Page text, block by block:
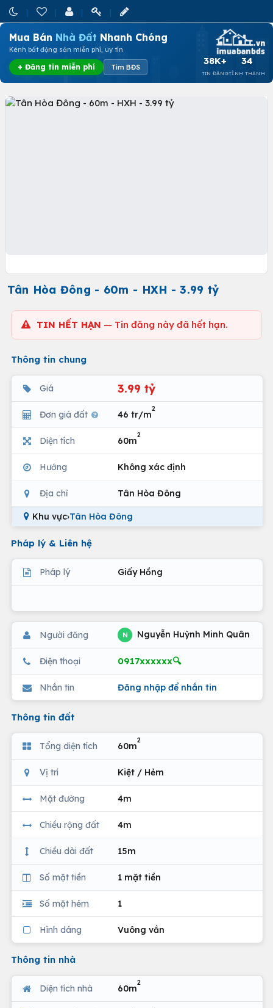
Mua Bán Nhà Đất Nhanh Chóng
Kênh bất động sản miễn phí, uy tín
+ Đăng tin miễn phí Tìm BĐS
38K+
TIN ĐĂNG
34
TỈNH THÀNH
Tân Hòa Đông - 60m - HXH - 3.99 tỷ
TIN HẾT HẠN — Tin đăng này đã hết hạn.
Thông tin chung
Giá 3.99 tỷ
Đơn giá đất 46 tr/m
2
Diện tích 60m
2
Hướng Không xác định
Địa chỉ Tân Hòa Đông
Khu vực›Tân Hòa Đông
Pháp lý & Liên hệ
Pháp lý Giấy Hồng
Người đăng N Nguyễn Huỳnh Minh Quân
Điện thoại 0917xxxxxx🔍
Nhắn tin Đăng nhập để nhắn tin
Thông tin đất
Tổng diện tích 60m
2
Vị trí Kiệt / Hẻm
Mặt đường 4m
Chiều rộng đất 4m
Chiều dài đất 15m
Số mặt tiền 1 mặt tiền
Số mặt hẻm 1
Hình dáng Vuông vắn
Thông tin nhà
Diện tích nhà 60m
2